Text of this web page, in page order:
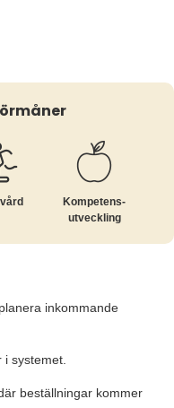
Kompetens­
utveckling
inkommande
systemet.
beställningar kommer